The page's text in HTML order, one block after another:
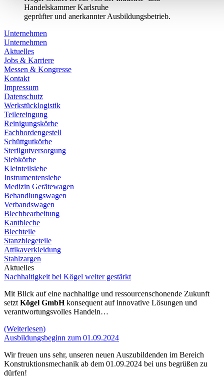
Handelskammer Karlsruhe
geprüfter und anerkannter Ausbildungsbetrieb.
Unternehmen
Unternehmen
Aktuelles
Jobs & Karriere
Messen & Kongresse
Kontakt
Impressum
Datenschutz
Werkstücklogistik
Teilereingung
Reinigungskörbe
Fachhordengestell
Schüttgutkörbe
Sterilgutversorgung
Siebkörbe
Kleinteilsiebe
Instrumentensiebe
Medizin Gerätewagen
Behandlungswagen
Verbandswagen
Blechbearbeitung
Kantbleche
Blechteile
Stanzbiegeteile
Attikaverkleidung
Stahlzargen
Aktuelles
Nachhaltigkeit bei Kögel weiter gestärkt
Mit Blick auf eine nachhaltige und ressourcenschonende Zukunft
setztKögel GmbHkonsequent auf innovative Lösungen und
verantwortungsvolles Handeln…
(Weiterlesen)
Ausbildungsbeginn zum 01.09.2024
Wir freuen uns sehr, unseren neuen Auszubildenden im Bereich
Konstruktionsmechanik ab dem 01.09.2024 bei uns begrüßen zu
dürfen!